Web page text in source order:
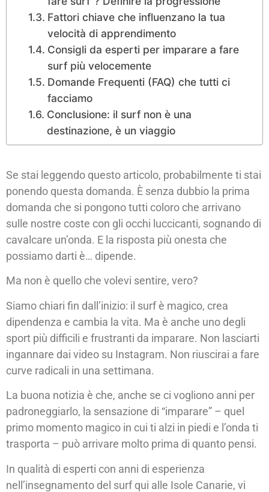
Fattori chiave che influenzano la tua
velocità di apprendimento
Consigli da esperti per imparare a fare
surf più velocemente
Domande Frequenti (FAQ) che tutti ci
facciamo
Conclusione: il surf non è una
destinazione, è un viaggio
Se stai leggendo questo articolo, probabilmente ti stai
ponendo questa domanda. È senza dubbio la prima
domanda che si pongono tutti coloro che arrivano
sulle nostre coste con gli occhi luccicanti, sognando di
cavalcare un’onda. E la risposta più onesta che
possiamo darti è… dipende.
Ma non è quello che volevi sentire, vero?
Siamo chiari fin dall’inizio: il surf è magico, crea
dipendenza e cambia la vita. Ma è anche uno degli
sport più difficili e frustranti da imparare. Non lasciarti
ingannare dai video su Instagram. Non riuscirai a fare
curve radicali in una settimana.
La buona notizia è che, anche se ci vogliono anni per
padroneggiarlo, la sensazione di “imparare” – quel
primo momento magico in cui ti alzi in piedi e l’onda ti
trasporta – può arrivare molto prima di quanto pensi.
In qualità di esperti con anni di esperienza
nell’insegnamento del surf qui alle Isole Canarie, vi